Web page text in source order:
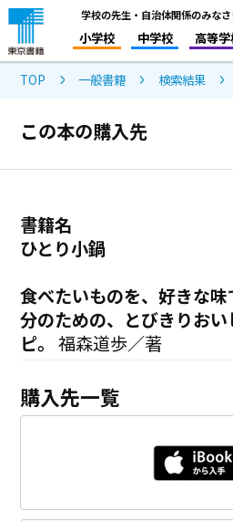
学校の先生・自治体関係のみなさ
小学校 中学校 高等
TOP 一般書籍 検索結果
この本の購入先
書籍名
ひとり小鍋
食べたいものを、好きな
分のための、とびきりお
ピ。 福森道歩／著
購入先一覧